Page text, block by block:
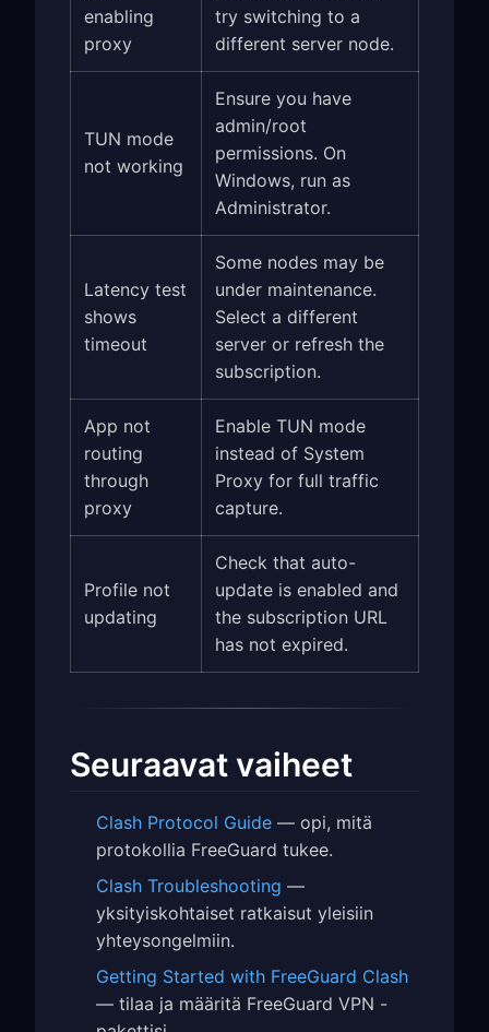
enabling
proxy
try switching to a
different server node.
TUN mode
not working
Ensure you have
admin/root
permissions. On
Windows, run as
Administrator.
Latency test
shows
timeout
Some nodes may be
under maintenance.
Select a different
server or refresh the
subscription.
App not
routing
through
proxy
Enable TUN mode
instead of System
Proxy for full traffic
capture.
Profile not
updating
Check that auto-
update is enabled and
the subscription URL
has not expired.
Seuraavat vaiheet
Clash Protocol Guide — opi, mitä
protokollia FreeGuard tukee.
Clash Troubleshooting —
yksityiskohtaiset ratkaisut yleisiin
yhteysongelmiin.
Getting Started with FreeGuard Clash
— tilaa ja määritä FreeGuard VPN -